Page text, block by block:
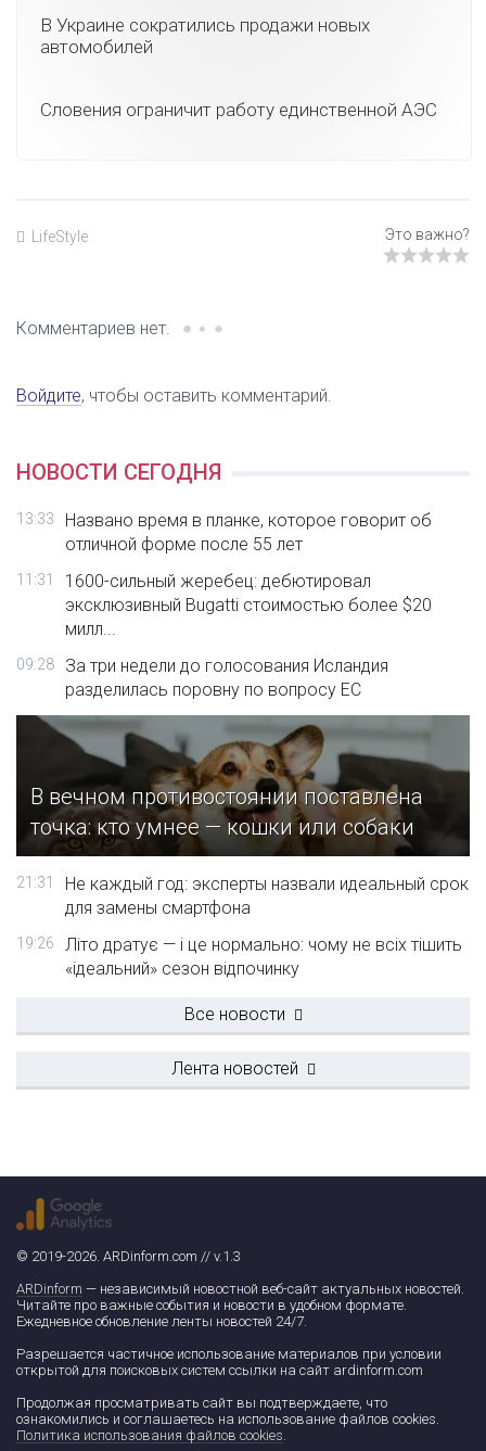
В Украине сократились продажи новых
автомобилей
Словения ограничит работу единственной АЭС
LifeStyle
Комментариев нет.
Войдите, чтобы оставить комментарий.
НОВОСТИ СЕГОДНЯ
13:33
Названо время в планке, которое говорит об
отличной форме после 55 лет
11:31
1600-сильный жеребец: дебютировал
эксклюзивный Bugatti стоимостью более $20
милл...
09:28
За три недели до голосования Исландия
разделилась поровну по вопросу ЕС
В вечном противостоянии поставлена
точка: кто умнее — кошки или собаки
21:31
Не каждый год: эксперты назвали идеальный срок
для замены смартфона
19:26
Літо дратує — і це нормально: чому не всіх тішить
«ідеальний» сезон відпочинку
Все новости
Лента новостей
© 2019-2026. ARDinform.com // v.1.3
ARDinform — независимый новостной веб-сайт актуальных новостей.
Читайте про важные события и новости в удобном формате.
Ежедневное обновление ленты новостей 24/7.
Разрешается частичное использование материалов при условии
открытой для поисковых систем ссылки на сайт ardinform.com
Продолжая просматривать сайт вы подтверждаете, что
ознакомились и соглашаетесь на использование файлов cookies.
Политика использования файлов cookies.